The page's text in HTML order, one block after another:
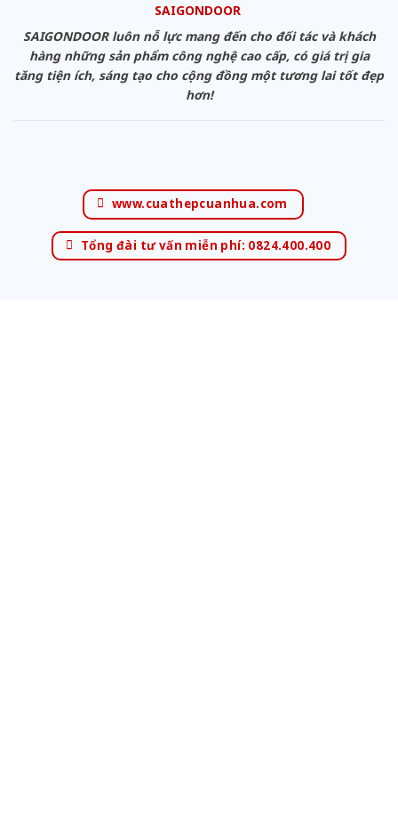
SAIGONDOOR
SAIGONDOOR luôn nỗ lực mang đến cho đối tác và khách
hàng những sản phẩm công nghệ cao cấp, có giá trị gia
tăng tiện ích, sáng tạo cho cộng đồng một tương lai tốt đẹp
hơn!
www.cuathepcuanhua.com
Tổng đài tư vấn miễn phí: 0824.400.400